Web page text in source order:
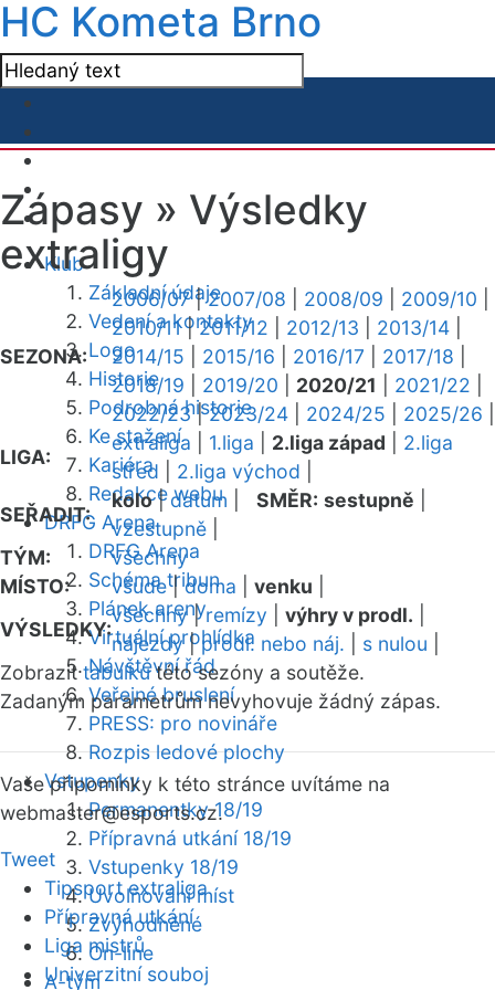
HC Kometa Brno
Klub
Základní údaje
Vedení a kontakty
Logo
Historie
Podrobná historie
Ke stažení
Kariéra
Redakce webu
DRFG Arena
DRFG Arena
Schéma tribun
Plánek areny
Virtuální prohlídka
Návštěvní řád
Veřejné bruslení
PRESS: pro novináře
Rozpis ledové plochy
Vstupenky
Permanentky 18/19
Přípravná utkání 18/19
Vstupenky 18/19
Uvolňování míst
Zvýhodněné
On-line
A-tým
Zápasy » Výsledky
extraligy
SEZONA:
2006/07|2007/08 2008/09 2009/10
2010/11|2011/12 2012/13 2013/14
2014/15
2015/16 2016/17 2017/18
2018/19
2019/20 2020/21 2021/22
2022/23|2023/24 2024/25 2025/26
LIGA:
extraliga 1.liga 2.liga západ
2.liga
střed
2.liga východ
SEŘADIT:
kolo|datum SMĚR: sestupně
vzestupně
TÝM:
všechny
MÍSTO:
všude|doma venku
VÝSLEDKY:
všechny|remízy výhry v prodl.
nájezdy|prodl. nebo náj. s nulou
Zobrazittabulkutéto sezóny a soutěže.
Zadaným parametrům nevyhovuje žádný zápas.
Vaše připomínky k této stránce uvítáme na
webmaster@esports.cz.
Tweet
Tipsport extraliga
Přípravná utkání
Liga mistrů
Univerzitní souboj